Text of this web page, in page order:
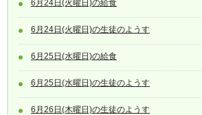
6月24日(火曜日)の給食
6月24日(火曜日)の生徒のようす
6月25日(水曜日)の給食
6月25日(水曜日)の生徒のようす
6月26日(木曜日)の生徒のようす